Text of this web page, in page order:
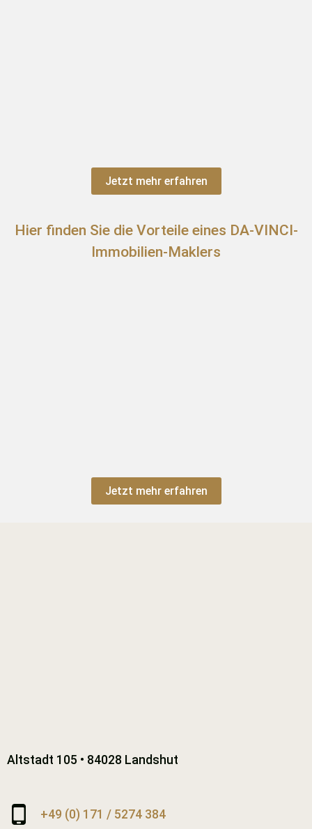
Jetzt mehr erfahren
Hier finden Sie die Vorteile eines DA-VINCI-
Immobilien-Maklers
Jetzt mehr erfahren
Altstadt 105 • 84028 Landshut
+49 (0) 171 / 5274 384